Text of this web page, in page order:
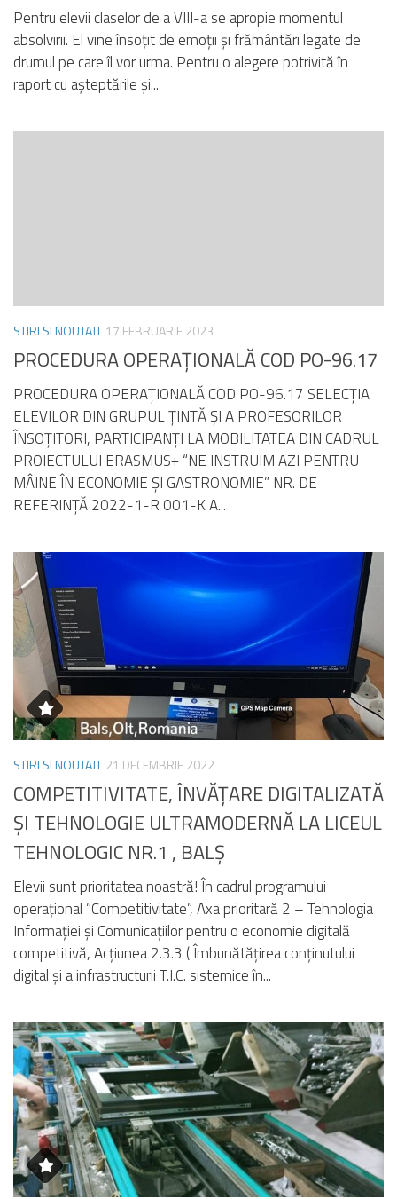
Pentru elevii claselor de a VIII-a se apropie momentul
absolvirii. El vine însoțit de emoții și frământări legate de
drumul pe care îl vor urma. Pentru o alegere potrivită în
raport cu așteptările și...
STIRI SI NOUTATI 17 FEBRUARIE 2023
PROCEDURA OPERAŢIONALĂ COD PO-96.17
PROCEDURA OPERAŢIONALĂ COD PO-96.17 SELECŢIA
ELEVILOR DIN GRUPUL ŢINTĂ ŞI A PROFESORILOR
ÎNSOŢITORI, PARTICIPANŢI LA MOBILITATEA DIN CADRUL
PROIECTULUI ERASMUS+ “NE INSTRUIM AZI PENTRU
MÂINE ÎN ECONOMIE ŞI GASTRONOMIE” NR. DE
REFERINŢĂ 2022-1-R 001-K A...
STIRI SI NOUTATI 21 DECEMBRIE 2022
COMPETITIVITATE, ÎNVĂȚARE DIGITALIZATĂ
ȘI TEHNOLOGIE ULTRAMODERNĂ LA LICEUL
TEHNOLOGIC NR.1 , BALȘ
Elevii sunt prioritatea noastră! În cadrul programului
operațional ”Competitivitate”, Axa prioritară 2 – Tehnologia
Informației și Comunicațiilor pentru o economie digitală
competitivă, Acțiunea 2.3.3 ( Îmbunătățirea conținutului
digital și a infrastructurii T.I.C. sistemice în...